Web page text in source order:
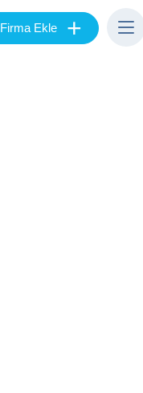
Firma Ekle +